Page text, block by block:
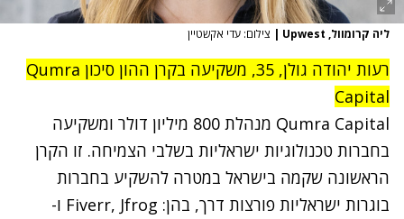
ליה קרומוול, Upwest | צילום: עדי אקשטיין
רעות יהודה גולן, 35, משקיעה בקרן ההון סיכון Qumra
Capital
Qumra Capital מנהלת 800 מיליון דולר ומשקיעה
בחברות טכנולוגיות ישראליות בשלבי הצמיחה. זו הקרן
הראשונה שקמה בישראל במטרה להשקיע בחברות
בוגרות ישראליות פורצות דרך, בהן: Fiverr, Jfrog ו-